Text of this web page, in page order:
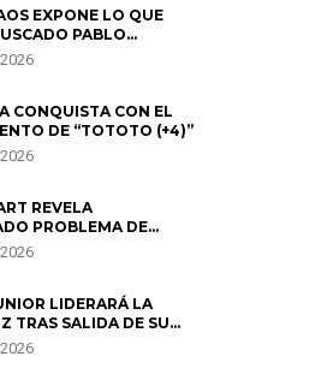
EXPONE LO QUE
PABLO
ALE FULLER: “UNA
QUERÍA EL
CONQUISTA CON EL
DE “TOTOTO (+4)”
REVELA
PROBLEMA DE
DE SEPARARSE DE
ENCONTRARON UN
LIDERARÁ LA
TRAS SALIDA DE SU
POLÉMICA CON